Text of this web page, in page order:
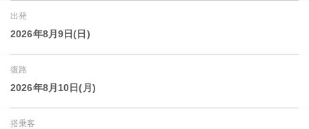
出発
2026年8月9日(日)
復路
2026年8月10日(月)
搭乗客